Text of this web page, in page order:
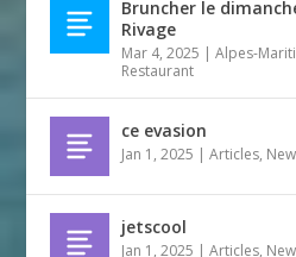
Bruncher le
Rivage
Mar 4, 2025 |Alpes-
Restaurant
ce evasion
Jan 1, 2025 |Articles,
jetscool
Jan 1, 2025 |Articles,